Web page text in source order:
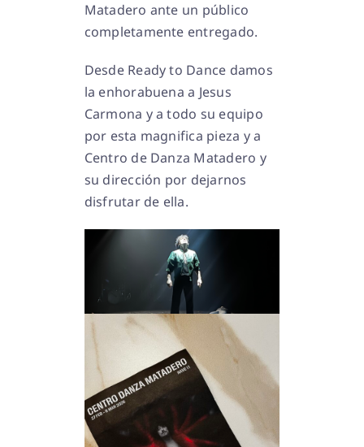
Matadero ante un público
completamente entregado.
Desde Ready to Dance damos
la enhorabuena a Jesus
Carmona y a todo su equipo
por esta magnifica pieza y a
Centro de Danza Matadero y
su dirección por dejarnos
disfrutar de ella.